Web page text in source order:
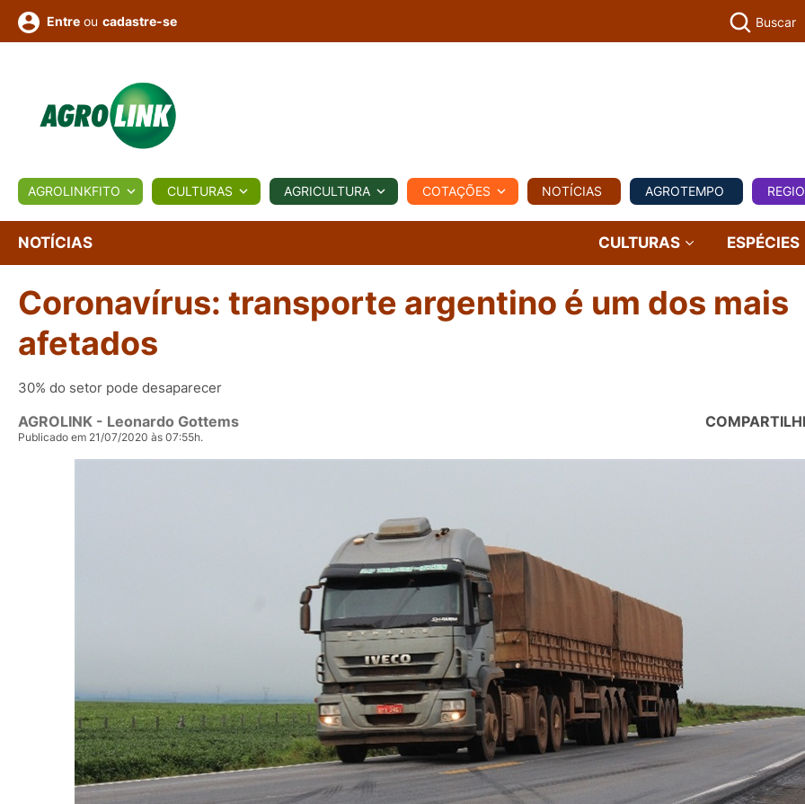
BIOLÓGICOS COTAÇÕES NOTÍCIAS AGROTEMPO REGIONAL COMERCIAL AGROVIAGENS
Conversor Colunistas Eventos
e
Vídeos
Entre ou cadastre-se Buscar
AGROLINKFITO CULTURAS AGRICULTURA COTAÇÕES NOTÍCIAS AGROTEMPO
NOTÍCIAS CULTURAS ESPÉCIES
Coronavírus: transporte argentino é um dos mais
afetados
30% do setor pode desaparecer
AGROLINK - Leonardo Gottems
Publicado em 21/07/2020 às 07:55h.